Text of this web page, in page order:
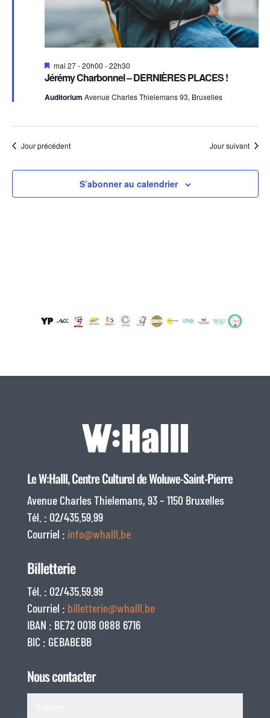
Jérémy Charbonnel – DERNIÈRES PLACES !
Mis
en
avant
mai 27 - 20h00 -22h30
Auditorium Avenue Charles Thielemans 93, Bruxelles
Jour précédent Jour suivant
S’abonner au calendrier
Le W:Halll, Centre Culturel de Woluwe-Saint-Pierre
Avenue Charles Thielemans, 93 – 1150 Bruxelles
Tél. : 02/435.59.99
Courriel : info@whalll.be
Billetterie
Tél. : 02/435.59.99
Courriel : billetterie@whalll.be
IBAN : BE72 0018 0888 6716
BIC : GEBABEBB
Nous contacter